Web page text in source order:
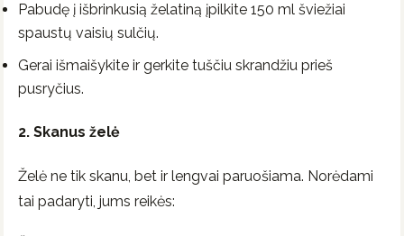
Pabudę į išbrinkusią želatiną įpilkite 150 ml šviežiai
spaustų vaisių sulčių.
Gerai išmaišykite ir gerkite tuščiu skrandžiu prieš
pusryčius.
2. Skanus želė
Želė ne tik skanu, bet ir lengvai paruošiama. Norėdami
tai padaryti, jums reikės: